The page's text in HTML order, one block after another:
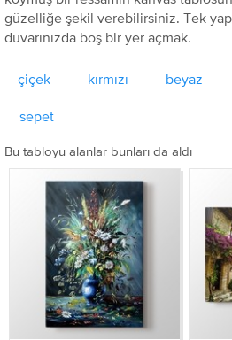
güzelliğe şekil verebilirsiniz. Tek
duvarınızda boş bir yer açmak.
çiçek kırmızı beyaz
sepet
Bu tabloyu alanlar bunları da aldı